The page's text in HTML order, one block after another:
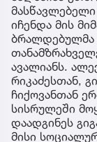
იჩენდა მის
ბრალდებულმა
ავალიანს.
რიკაძესთან,
ჩიქოვანთან
სისრულეში
დაადგინეს
მისი